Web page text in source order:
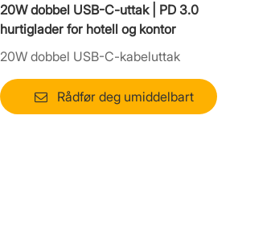
20W dobbel USB-C-uttak | PD 3.0
hurtiglader for hotell og kontor
20W dobbel USB-C-kabeluttak
Rådfør deg umiddelbart